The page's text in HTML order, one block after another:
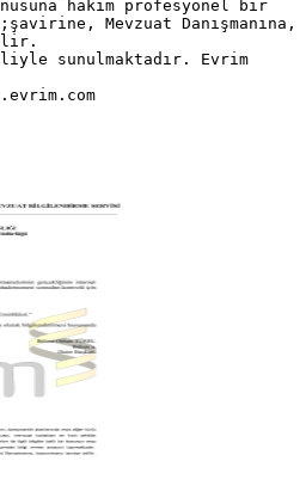
hakim profesyonel bir
Mevzuat Danışmanına,
sunulmaktadır. Evrim